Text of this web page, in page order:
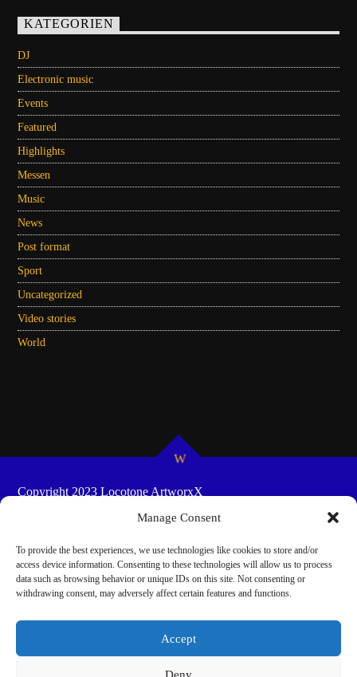
Manage Consent
To provide the best experiences, we use technologies like cookies to store and/or
access device information. Consenting to these technologies will allow us to process
data such as browsing behavior or unique IDs on this site. Not consenting or
withdrawing consent, may adversely affect certain features and functions.
Accept
Deny
KATEGORIEN
DJ
Electronic music
Events
Featured
Highlights
Messen
Music
News
Post format
Sport
Uncategorized
Video stories
World
Copyright 2023 Locotone ArtworxX
SHOW-SCHEDULES
COOKIE POLICY